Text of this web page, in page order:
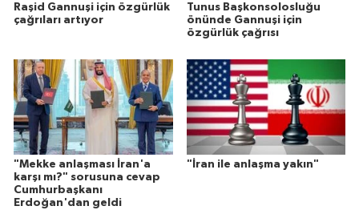
Raşid Gannuşi için özgürlük
çağrıları artıyor
Tunus Başkonsolosluğu
önünde Gannuşi için
özgürlük çağrısı
"Mekke anlaşması İran'a
karşı mı?" sorusuna cevap
Cumhurbaşkanı
Erdoğan'dan geldi
"İran ile anlaşma yakın"